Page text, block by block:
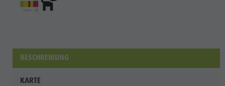
BESCHREIBUNG
KARTE